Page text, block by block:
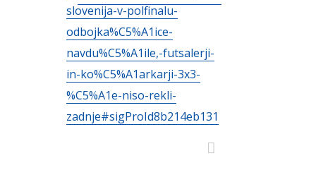
slovenija-v-polfinalu-
odbojka%C5%A1ice-
navdu%C5%A1ile,-futsalerji-
in-ko%C5%A1arkarji-3x3-
%C5%A1e-niso-rekli-
zadnje#sigProId8b214eb131